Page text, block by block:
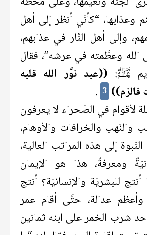
وعذابها، “كأنّي أنظر إلى أهل
وإلى أهل النَّار في عذابهم،
الله وعظَمته في عرشه”، فقال
ﷺ: ((عبد نوَّر الله قلبه
فالزم)) 3
.
لأقوام في الصّحراء لا يعرفون
والنّهب والخرافات والأوهام،
إلى هذه المراتب العالية،
ومعرفةً، هذا هو الإيمان
أنتج للبشريّة والإنسانيّة؟ أنتج
عدالة، حتَّى أقام عمر
شرب الخمر على ابنه ثمانين